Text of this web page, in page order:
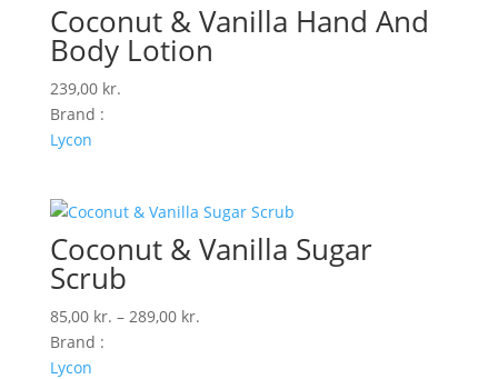
Coconut & Vanilla Hand And
Body Lotion
239,00 kr.
Brand :
Lycon
Coconut & Vanilla Sugar
Scrub
85,00 kr. – 289,00 kr.
Brand :
Lycon